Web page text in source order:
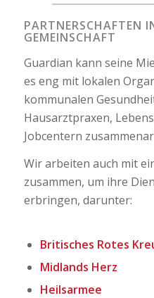
PARTNERSCHAFTEN
GEMEINSCHAFT
Guardian kann seine
es eng mit lokalen
kommunalen
Hausarztpraxen,
Jobcentern
Wir arbeiten auch mit
zusammen, um ihre
erbringen, darunter:
Britisches Rotes
Midlands Herz
Heilsarmee